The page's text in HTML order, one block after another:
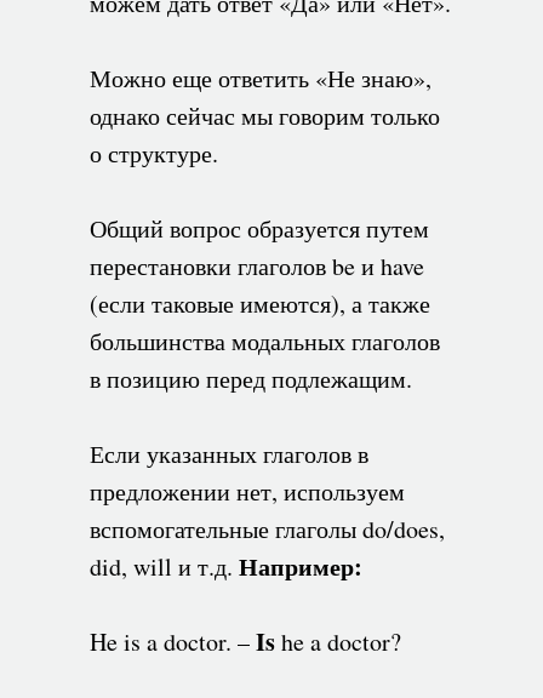
Можно еще ответить «Не знаю»,
однако сейчас мы говорим только
о структуре.
Общий вопрос образуется путем
перестановки глаголов be и have
(если таковые имеются), а также
большинства модальных глаголов
в позицию перед подлежащим.
Если указанных глаголов в
предложении нет, используем
вспомогательные глаголы do/does,
did, will и т.д. Например:
He is a doctor. –Ishe a doctor?